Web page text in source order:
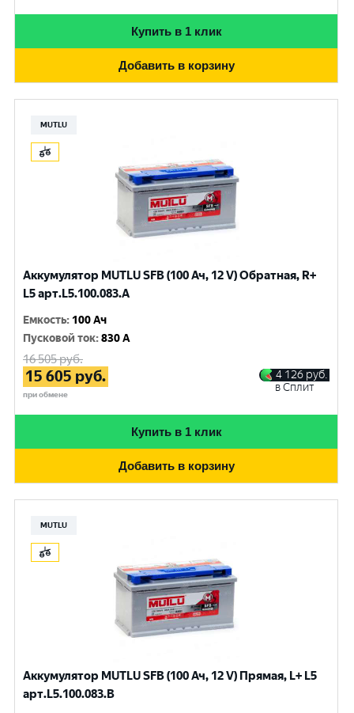
Купить в 1 клик
Добавить в корзину
MUTLU
Аккумулятор MUTLU SFB (100 Ач, 12 V) Обратная, R+
L5 арт.L5.100.083.A
Емкость: 100 Ач
Пусковой ток:830 A
16 505руб.
15 605 руб.
при обмене
4 126 руб.
в Сплит
Купить в 1 клик
Добавить в корзину
MUTLU
Аккумулятор MUTLU SFB (100 Ач, 12 V) Прямая, L+ L5
арт.L5.100.083.B